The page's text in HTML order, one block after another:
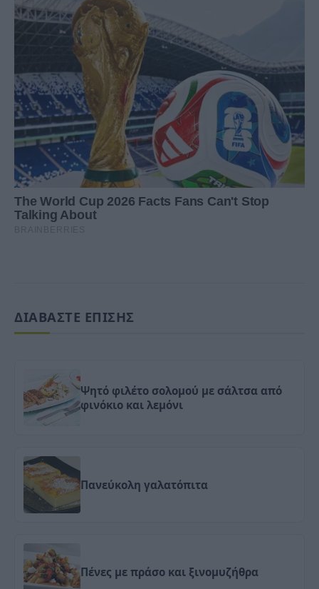
ΔΙΑΒΑΣΤΕ ΕΠΙΣΗΣ
Ψητό φιλέτο σολομού με σάλτσα από
φινόκιο και λεμόνι
Πανεύκολη γαλατόπιτα
Πένες με πράσο και ξινομυζήθρα